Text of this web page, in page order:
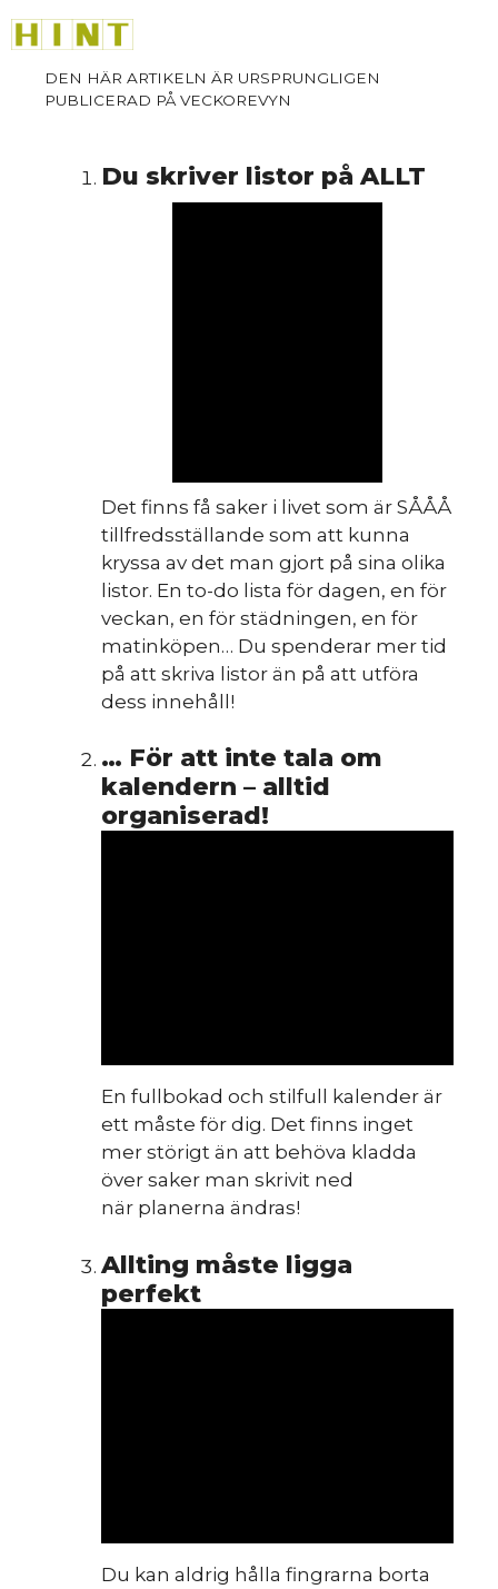
till
innehåll
Du skriver listor på ALLT
Det finns få saker i livet som är SÅÅÅ
tillfredsställande som att kunna
kryssa av det man gjort på sina olika
listor. En to-do lista för dagen, en för
veckan, en för städningen, en för
matinköpen… Du spenderar mer tid
på att skriva listor än på att utföra
dess innehåll!
… För att inte tala om
kalendern – alltid
organiserad!
En fullbokad och stilfull kalender är
ett måste för dig. Det finns inget
mer störigt än att behöva kladda
över saker man skrivit ned
när planerna ändras!
Allting måste ligga
perfekt
Du kan aldrig hålla fingrarna borta